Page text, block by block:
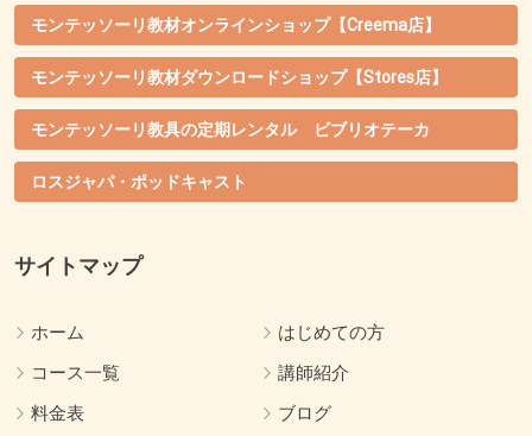
モンテッソーリ教材オンラインショップ【Creema店】
モンテッソーリ教材ダウンロードショップ【Stores店】
モンテッソーリ教具の定期レンタル ビブリオテーカ
ロスジャパ・ポッドキャスト
サイトマップ
ホーム
はじめての方
コース一覧
講師紹介
料金表
ブログ